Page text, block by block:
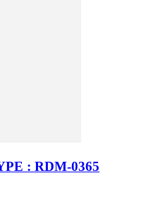
: RDM-0365